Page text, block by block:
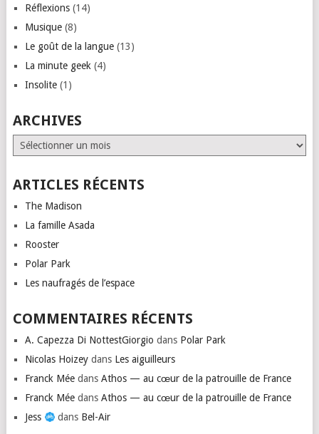
Réflexions(14)
Musique(8)
Le goût de la langue(13)
La minute geek(4)
Insolite(1)
ARCHIVES
Archives
ARTICLES RÉCENTS
The Madison
La famille Asada
Rooster
Polar Park
Les naufragés de l’espace
COMMENTAIRES RÉCENTS
A. Capezza Di NottestGiorgio dans Polar Park
Nicolas Hoizeydans Les aiguilleurs
Franck Méedans Athos — au cœur de la patrouille de France
Franck Méedans Athos — au cœur de la patrouille de France
Jess
dans Bel-Air